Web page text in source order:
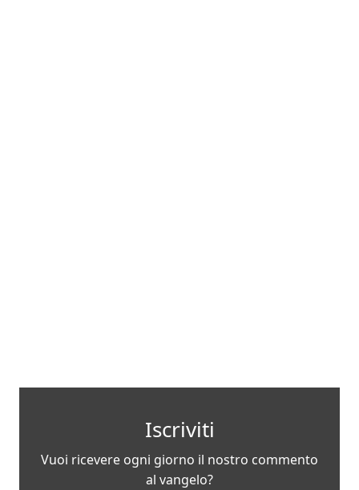
Iscriviti
Vuoi ricevere ogni giorno il nostro commento
al vangelo?